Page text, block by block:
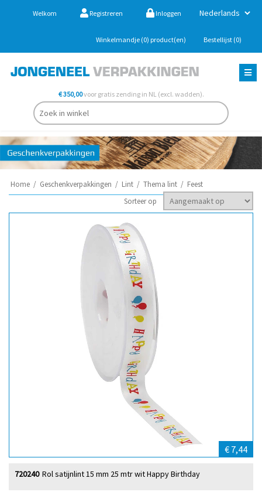
Welkom Registreren Inloggen
Winkelmandje (0) product(en) Bestellijst (0)
€ 350,00voor gratis zending in NL (excl. wadden).
Home / Geschenkverpakkingen / Lint / Thema lint / Feest
Sorteer op
€ 7,44
Rol satijnlint 15 mm 25 mtr wit Happy Birthday
720240